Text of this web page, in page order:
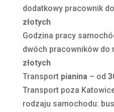
dodatkowy pracownik
złotych
Godzina pracy
dwóch pracowników do
złotych
Transport pianina– od
Transport poza
rodzaju samochodu: